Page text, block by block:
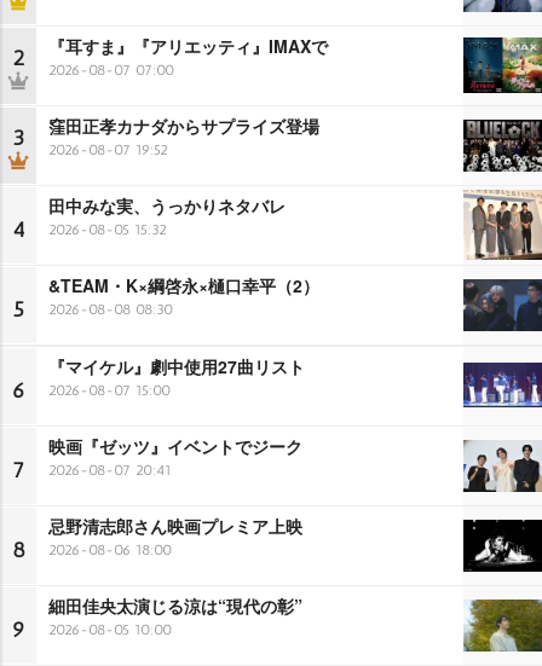
2 『耳すま』『アリエッティ』IMAXで
2026-08-07 07:00
3 窪田正孝カナダからサプライズ登場
2026-08-07 19:52
4
田中みな実、うっかりネタバレ
2026-08-05 15:32
5
&TEAM・K×綱啓永×樋口幸平（2）
2026-08-08 08:30
6
『マイケル』劇中使用27曲リスト
2026-08-07 15:00
7
映画『ゼッツ』イベントでジーク
2026-08-07 20:41
8
忌野清志郎さん映画プレミア上映
2026-08-06 18:00
9
細田佳央太演じる涼は“現代の彰”
2026-08-05 10:00